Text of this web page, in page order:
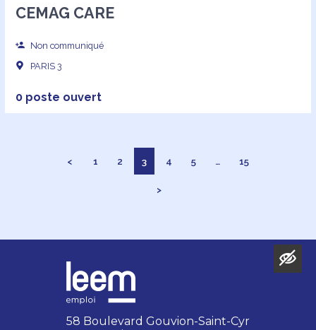
CEMAG CARE
Non communiqué
PARIS 3
0 poste ouvert
< 1 2 3 4 5 … 15
>
58 Boulevard Gouvion-Saint-Cyr